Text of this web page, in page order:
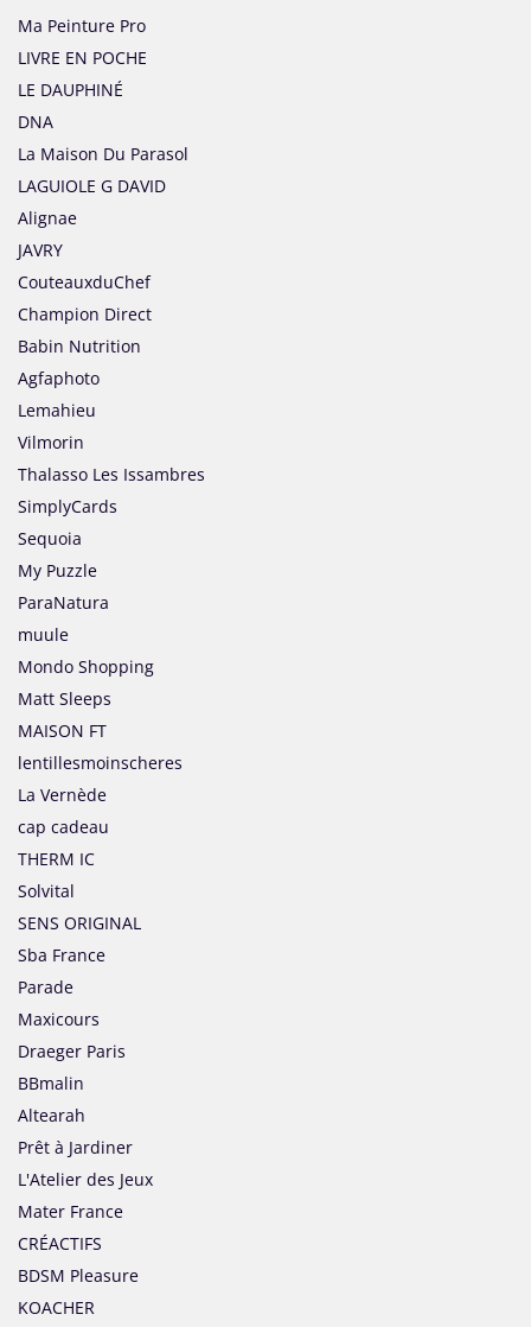
Ma Peinture Pro
LIVRE EN POCHE
LE DAUPHINÉ
DNA
La Maison Du Parasol
LAGUIOLE G DAVID
Alignae
JAVRY
CouteauxduChef
Champion Direct
Babin Nutrition
Agfaphoto
Lemahieu
Vilmorin
Thalasso Les Issambres
SimplyCards
Sequoia
My Puzzle
ParaNatura
muule
Mondo Shopping
Matt Sleeps
MAISON FT
lentillesmoinscheres
La Vernède
cap cadeau
THERM IC
Solvital
SENS ORIGINAL
Sba France
Parade
Maxicours
Draeger Paris
BBmalin
Altearah
Prêt à Jardiner
L'Atelier des Jeux
Mater France
CRÉACTIFS
BDSM Pleasure
KOACHER